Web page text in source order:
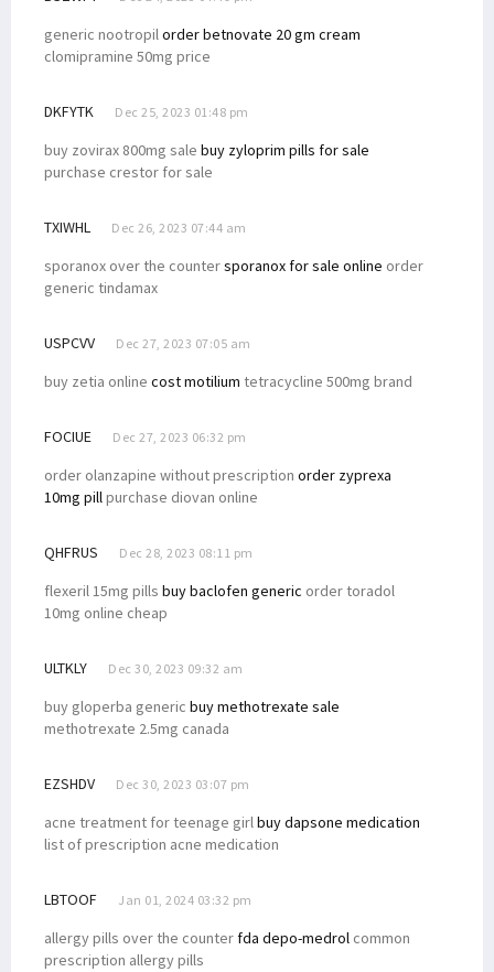
generic nootropilorder betnovate 20 gm cream
clomipramine 50mg price
DKFYTK Dec 25, 2023 01:48 pm
buy zovirax 800mg sale buy zyloprim pills for sale
purchase crestor for sale
TXIWHL Dec 26, 2023 07:44 am
sporanox over the countersporanox for sale online order
generic tindamax
USPCVV Dec 27, 2023 07:05 am
buy zetia online cost motilium tetracycline 500mg brand
FOCIUE Dec 27, 2023 06:32 pm
order olanzapine without prescription order zyprexa
10mg pillpurchase diovan online
QHFRUS Dec 28, 2023 08:11 pm
flexeril 15mg pills buy baclofen generic order toradol
10mg online cheap
ULTKLY Dec 30, 2023 09:32 am
buy gloperba generic buy methotrexate sale
methotrexate 2.5mg canada
EZSHDV Dec 30, 2023 03:07 pm
acne treatment for teenage girlbuy dapsone medication
list of prescription acne medication
LBTOOF Jan 01, 2024 03:32 pm
allergy pills over the counter fda depo-medrol common
prescription allergy pills